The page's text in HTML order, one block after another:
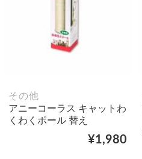
その他
アニーコーラス キャットわ
くわくポール 替え
¥1,980